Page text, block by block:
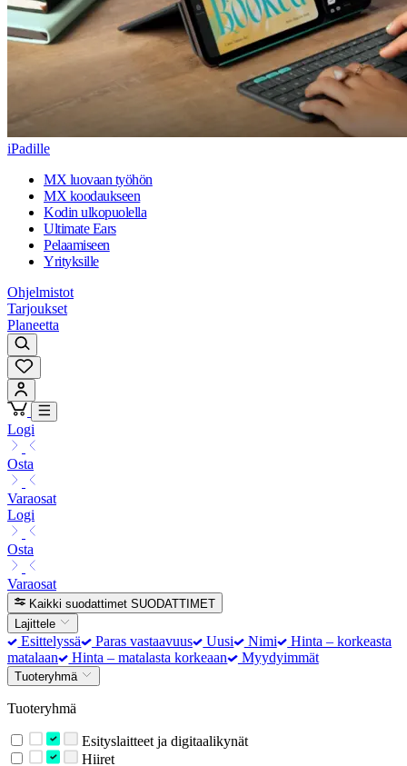
iPadille
MX luovaan työhön
MX koodaukseen
Kodin ulkopuolella
Ultimate Ears
Pelaamiseen
Yrityksille
Ohjelmistot
Tarjoukset
Planeetta
Logi
Osta
Varaosat
Logi
Osta
Varaosat
Kaikki suodattimet SUODATTIMET
Lajittele
Esittelyssä Paras vastaavuus Uusi Nimi
Hinta – korkeasta
matalaan
Hinta – matalasta korkeaan Myydyimmät
Tuoteryhmä
Tuoteryhmä
Esityslaitteet ja digitaalikynät
Hiiret